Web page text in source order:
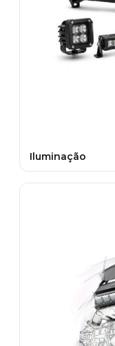
Iluminação